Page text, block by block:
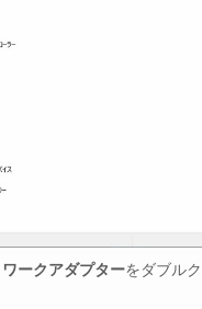
ークアダプターをダブル